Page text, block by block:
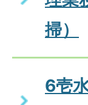
掃）
6壱